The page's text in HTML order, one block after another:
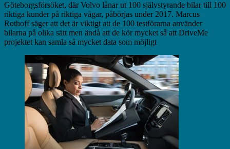
Göteborgsförsöket, där Volvo lånar ut 100 självstyrande bilar till 100
riktiga kunder på riktiga vägar, påbörjas under 2017. Marcus
Rothoff säger att det är viktigt att de 100 testförarna använder
bilarna på olika sätt men ändå att de kör mycket så att DriveMe
projektet kan samla så mycket data som möjligt